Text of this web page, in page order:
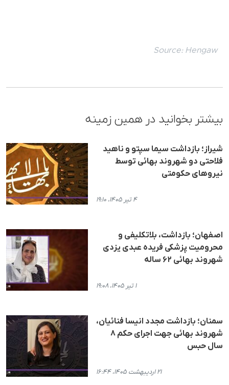
Source: Hengaw
بیشتر بخوانید در همین زمینه
شیراز؛ بازداشت سیما سپتو و ناهید
فلاحتی دو شهروند بهائی توسط
نیروهای حکومتی
۴ تیر ۱۴۰۵، ۱۹:۱۰
اصفهان؛ بازداشت، بلاتکلیفی و
محرومیت پزشکی فریده عبدی یزدی
شهروند بهائی ۶۲ ساله
۱ تیر ۱۴۰۵، ۱۹:۰۸
سمنان؛ بازداشت مجدد انیسا فنائیان،
شهروند بهائی جهت اجرای حکم ۸
سال حبس
۲۱ اردیبهشت ۱۴۰۵، ۱۶:۴۴